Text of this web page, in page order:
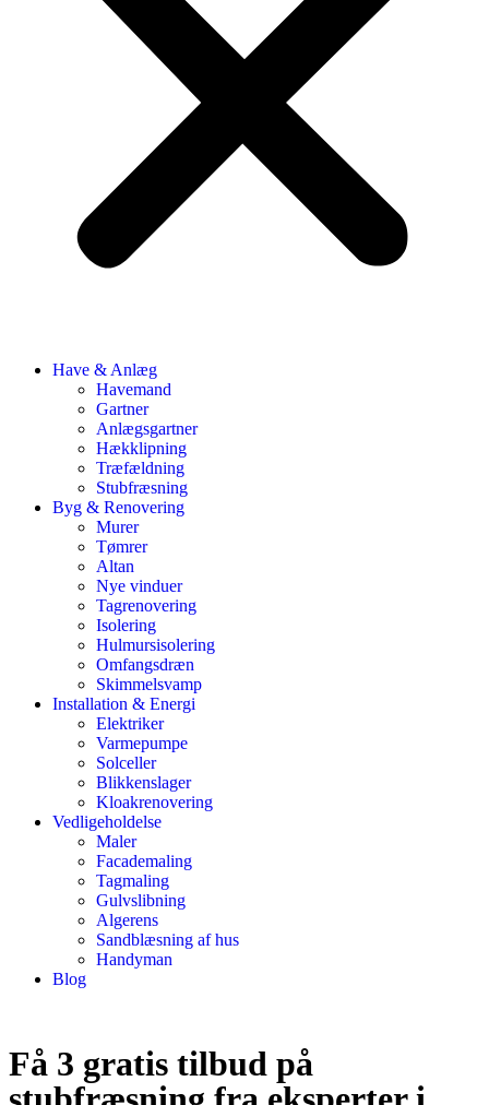
Have & Anlæg
Havemand
Gartner
Anlægsgartner
Hækklipning
Træfældning
Stubfræsning
Byg & Renovering
Murer
Tømrer
Altan
Nye vinduer
Tagrenovering
Isolering
Hulmursisolering
Omfangsdræn
Skimmelsvamp
Installation & Energi
Elektriker
Varmepumpe
Solceller
Blikkenslager
Kloakrenovering
Vedligeholdelse
Maler
Facademaling
Tagmaling
Gulvslibning
Algerens
Sandblæsning af hus
Handyman
Blog
Få 3 gratis tilbud på